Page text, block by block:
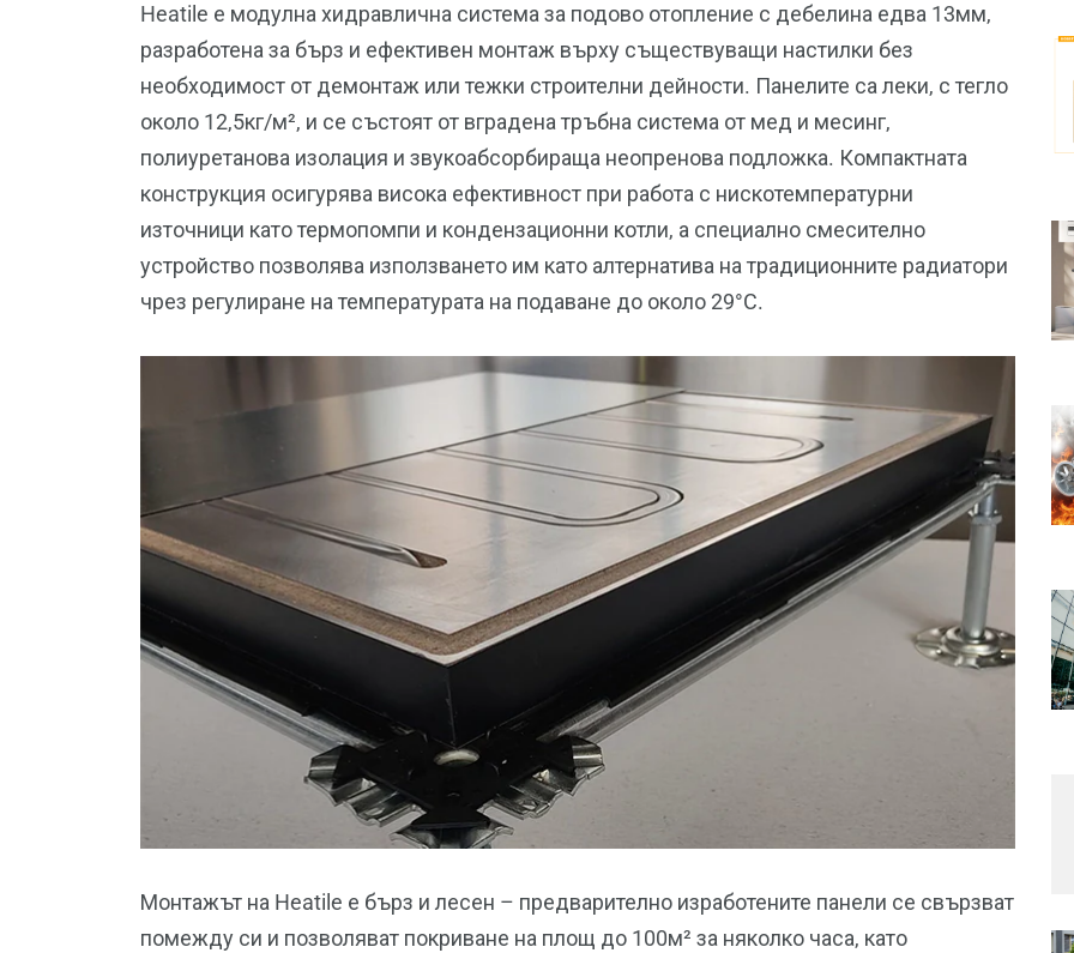
Heatile е модулна хидравлична система за подово отопление с дебелина едва 13мм,
разработена за бърз и ефективен монтаж върху съществуващи настилки без
необходимост от демонтаж или тежки строителни дейности. Панелите са леки, с тегло
около 12,5кг/м², и се състоят от вградена тръбна система от мед и месинг,
полиуретанова изолация и звукоабсорбираща неопренова подложка. Компактната
конструкция осигурява висока ефективност при работа с нискотемпературни
източници като термопомпи и кондензационни котли, а специално смесително
устройство позволява използването им като алтернатива на традиционните радиатори
чрез регулиране на температурата на подаване до около 29°C.
Монтажът на Heatile е бърз и лесен – предварително изработените панели се свързват
помежду си и позволяват покриване на площ до 100м² за няколко часа, като